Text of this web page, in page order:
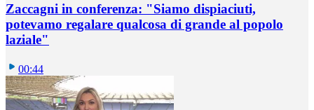
Zaccagni in conferenza: "Siamo dispiaciuti,
potevamo regalare qualcosa di grande al popolo
laziale"
00:44